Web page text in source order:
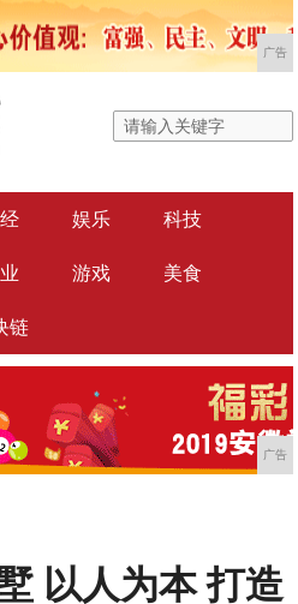
广告
娱乐 科技
游戏 美食
链
广告
以人为本 打造